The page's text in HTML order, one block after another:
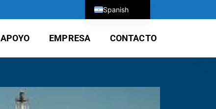
APOYO EMPRESA CONTACTO
Spanish
German
Chinese